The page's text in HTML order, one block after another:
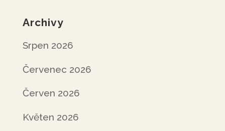
Archivy
Srpen 2026
Červenec 2026
Červen 2026
Květen 2026